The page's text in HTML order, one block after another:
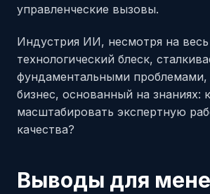
управленческие вызовы.
Индустрия ИИ, несмотря на
технологический блеск,
фундаментальными
бизнес, основанный на знаниях:
масштабировать экспертную
качества?
Выводы для